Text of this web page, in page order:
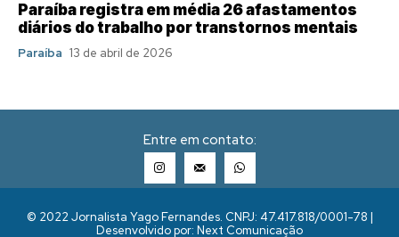
Paraíba registra em média 26 afastamentos
diários do trabalho por transtornos mentais
Paraíba 13 de abril de 2026
Entre em contato:
© 2022 Jornalista Yago Fernandes. CNPJ: 47.417.818/0001-78 |
Desenvolvido por: Next Comunicação